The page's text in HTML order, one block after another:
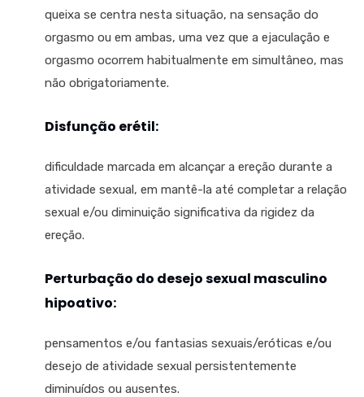
queixa se centra nesta situação, na sensação do
orgasmo ou em ambas, uma vez que a ejaculação e
orgasmo ocorrem habitualmente em simultâneo, mas
não obrigatoriamente.
Disfunção erétil:
dificuldade marcada em alcançar a ereção durante a
atividade sexual, em mantê-la até completar a relação
sexual e/ou diminuição significativa da rigidez da
ereção.
Perturbação do desejo sexual masculino
hipoativo:
pensamentos e/ou fantasias sexuais/eróticas e/ou
desejo de atividade sexual persistentemente
diminuídos ou ausentes.